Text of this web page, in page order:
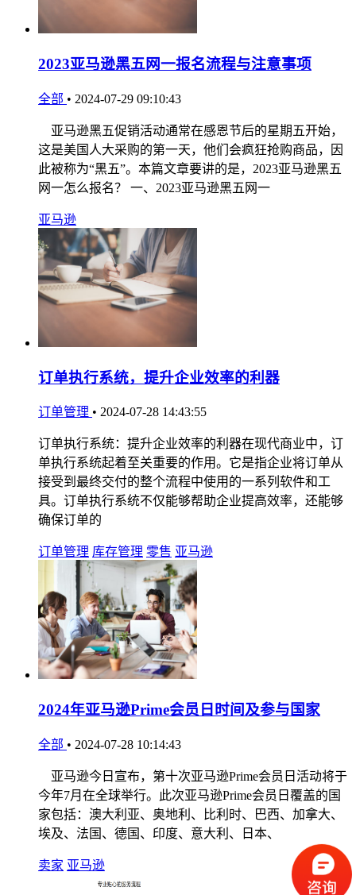
2023亚马逊黑五网一报名流程与注意事项
全部 • 2024-07-29 09:10:43
亚马逊黑五促销活动通常在感恩节后的星期五开始，
这是美国人大采购的第一天，他们会疯狂抢购商品，因
此被称为“黑五”。本篇文章要讲的是，2023亚马逊黑五
网一怎么报名？ 一、2023亚马逊黑五网一
亚马逊
订单执行系统，提升企业效率的利器
订单管理 • 2024-07-28 14:43:55
订单执行系统：提升企业效率的利器在现代商业中，订
单执行系统起着至关重要的作用。它是指企业将订单从
接受到最终交付的整个流程中使用的一系列软件和工
具。订单执行系统不仅能够帮助企业提高效率，还能够
确保订单的
订单管理 库存管理 零售 亚马逊
2024年亚马逊Prime会员日时间及参与国家
全部 • 2024-07-28 10:14:43
亚马逊今日宣布，第十次亚马逊Prime会员日活动将于
今年7月在全球举行。此次亚马逊Prime会员日覆盖的国
家包括：澳大利亚、奥地利、比利时、巴西、加拿大、
埃及、法国、德国、印度、意大利、日本、
卖家 亚马逊